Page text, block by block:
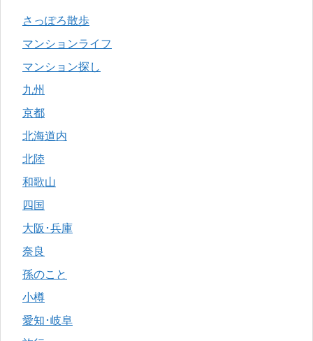
さっぽろ散歩
マンションライフ
マンション探し
九州
京都
北海道内
北陸
和歌山
四国
大阪･兵庫
奈良
孫のこと
小樽
愛知･岐阜